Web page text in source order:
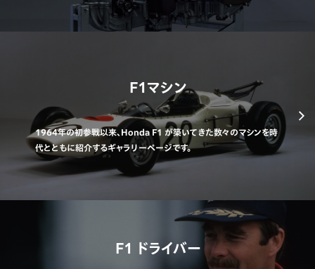
F1マシン
1964年の初参戦以来、Honda F1 が築いてきた数々のマシンを時
代とともに紹介するギャラリーページです。
F1 ドライバー